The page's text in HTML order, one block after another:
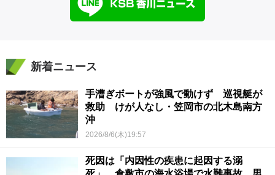
新着ニュース
手漕ぎボートが強風で動けず 巡視艇が
救助 けが人なし・笠岡市の北木島南方
沖
2026/8/6(木)19:57
死因は「内因性の疾患に起因する溺